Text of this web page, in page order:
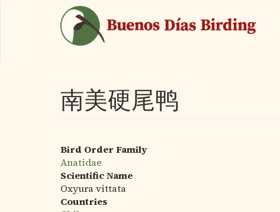
南美硬尾鸭
Bird Order Family
Anatidae
Scientific Name
Oxyura vittata
Countries